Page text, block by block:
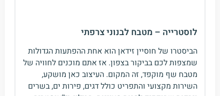
לוסטרייה – מטבח לבנוני צרפתי
הביסטרו של חוסיין זידאן הוא אחת ההפתעות הגדולות
שמצפות לכם בביקור בצפון. אז אתם מוכנים לחוויה של
מטבח שף מוקפד, זה המקום. העיצוב כאן מושקע,
השירות מקצועי והתפריט כולל דגים, פירות ים, בשרים